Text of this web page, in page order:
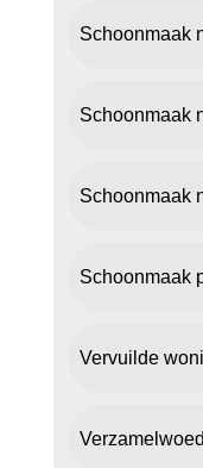
Schoonmaak
Schoonmaak
Schoonmaak
Schoonmaak
Vervuilde